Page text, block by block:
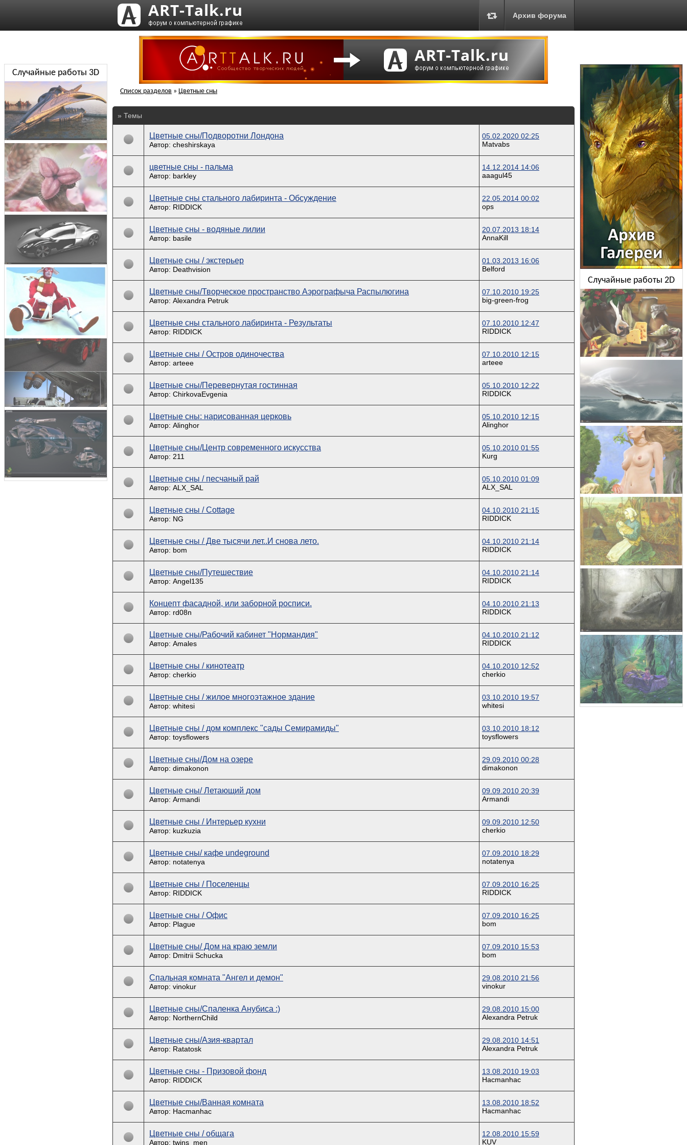
Архив форума
Список разделов » Цветные сны
» Темы
Цветные сны/Подворотни Лондона
Автор: cheshirskaya
05.02.2020 02:25
Matvabs
цветные сны - пальма
Автор: barkley
14.12.2014 14:06
aaagul45
Цветные сны стального лабиринта - Обсуждение
Автор: RIDDICK
22.05.2014 00:02
ops
Цветные сны - водяные лилии
Автор: basile
20.07.2013 18:14
AnnaKill
Цветные сны / экстерьер
Автор: Deathvision
01.03.2013 16:06
Belford
Цветные сны/Творческое пространство Аэрографыча Распылюгина
Автор: Alexandra Petruk
07.10.2010 19:25
big-green-frog
Цветные сны стального лабиринта - Результаты
Автор: RIDDICK
07.10.2010 12:47
RIDDICK
Цветные сны / Остров одиночества
Автор: arteee
07.10.2010 12:15
arteee
Цветные сны/Перевернутая гостинная
Автор: ChirkovaEvgenia
05.10.2010 12:22
RIDDICK
Цветные сны: нарисованная церковь
Автор: Alinghor
05.10.2010 12:15
Alinghor
Цветные сны/Центр современного искусства
Автор: 211
05.10.2010 01:55
Kurg
Цветные сны / песчаный рай
Автор: ALX_SAL
05.10.2010 01:09
ALX_SAL
Цветные сны / Cottage
Автор: NG
04.10.2010 21:15
RIDDICK
Цветные сны / Две тысячи лет..И снова лето.
Автор: bom
04.10.2010 21:14
RIDDICK
Цветные сны/Путешествие
Автор: Angel135
04.10.2010 21:14
RIDDICK
Концепт фасадной, или заборной росписи.
Автор: rd08n
04.10.2010 21:13
RIDDICK
Цветные сны/Рабочий кабинет "Нормандия"
Автор: Amales
04.10.2010 21:12
RIDDICK
Цветные сны / кинотеатр
Автор: cherkio
04.10.2010 12:52
cherkio
Цветные сны / жилое многоэтажное здание
Автор: whitesi
03.10.2010 19:57
whitesi
Цветные сны / дом комплекс "сады Семирамиды"
Автор: toysflowers
03.10.2010 18:12
toysflowers
Цветные сны/Дом на озере
Автор: dimakonon
29.09.2010 00:28
dimakonon
Цветные сны/ Летающий дом
Автор: Armandi
09.09.2010 20:39
Armandi
Цветные сны / Интерьер кухни
Автор: kuzkuzia
09.09.2010 12:50
cherkio
Цветные сны/ кафе undeground
Автор: notatenya
07.09.2010 18:29
notatenya
Цветные сны / Поселенцы
Автор: RIDDICK
07.09.2010 16:25
RIDDICK
Цветные сны / Офис
Автор: Plague
07.09.2010 16:25
bom
Цветные сны/ Дом на краю земли
Автор: Dmitrii Schucka
07.09.2010 15:53
bom
Спальная комната "Ангел и демон"
Автор: vinokur
29.08.2010 21:56
vinokur
Цветные сны/Спаленка Анубиса :)
Автор: NorthernChild
29.08.2010 15:00
Alexandra Petruk
Цветные сны/Азия-квартал
Автор: Ratatosk
29.08.2010 14:51
Alexandra Petruk
Цветные сны - Призовой фонд
Автор: RIDDICK
13.08.2010 19:03
Hacmanhac
Цветные сны/Ванная комната
Автор: Hacmanhac
13.08.2010 18:52
Hacmanhac
Цветные сны / общага
Автор: twins_men
12.08.2010 15:59
KUV
Случайные работы 3D
Случайные работы 2D